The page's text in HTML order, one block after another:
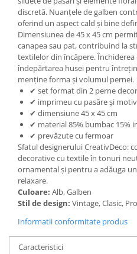
discretă. Nuanțele de galben
oferind un aspect cald și bine
Dimensiunea de 45 x 45 cm
canapea sau pat, contribuind la
textilelor din încăpere.
îndepărtarea husei pentru
menține forma și volumul pernei.
✔ set format din 2 perne
✔ imprimeu cu pasăre și
✔ dimensiune 45 x 45 cm
✔ material 85% bumbac 15%
✔ prevăzute cu fermoar
Sfatul designerului CreativDeco:
decorative cu textile în tonuri
ornamental și pentru a adăuga
relaxare.
Culoare: Alb, Galben
Stil de design: Vintage, Clasic,
Informatii conformitate produs
Caracteristici